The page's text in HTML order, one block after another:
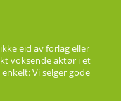
eid av forlag eller
voksende aktør i et
Vi selger gode